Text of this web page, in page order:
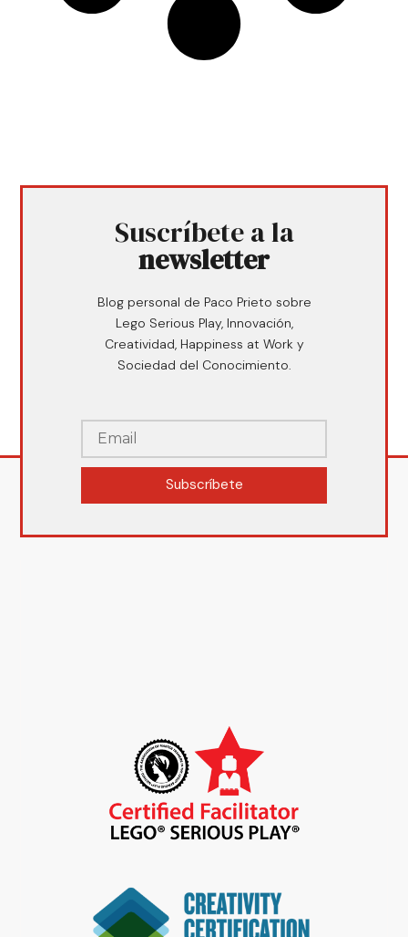
Suscríbete a la
newsletter
Blog personal de Paco Prieto sobre
Lego Serious Play, Innovación,
Creatividad, Happiness at Work y
Sociedad del Conocimiento.
Subscríbete